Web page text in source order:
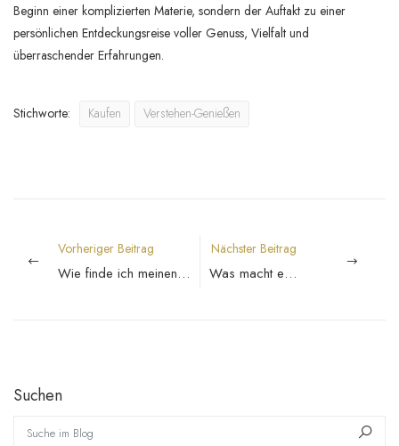
Beginn einer komplizierten Materie, sondern der Auftakt zu einer
persönlichen Entdeckungsreise voller Genuss, Vielfalt und
überraschender Erfahrungen.
Stichworte: Kaufen Verstehen-Genießen
Vorheriger Beitrag
Wie finde ich meinen Weinstil?
Nächster Beitrag
Was macht einen hochwertigen Wein aus?
Suchen
Suche im Blog